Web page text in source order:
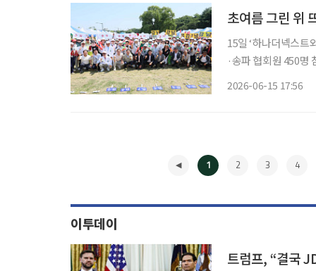
초여름 그린 위
15일 ‘하나더넥스트
·송파 협회원 450
2026-06-15 17:56
1 2 3 4
이투데이
트럼프, “결국